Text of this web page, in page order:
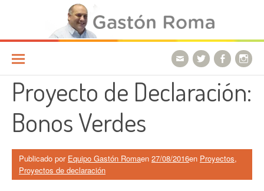
Ir a la página
Proyecto de Declaración:
Bonos Verdes
Publicado por Equipo Gastón Romaen 27/08/2016en Proyectos,
Proyectos de declaración